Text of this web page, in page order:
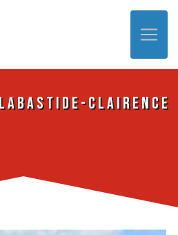
Clairence